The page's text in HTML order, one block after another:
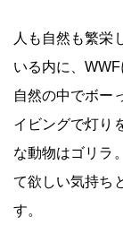
人も自然も繁栄
いる内に、WWF
自然の中でボー
イビングで灯り
な動物はゴリラ
て欲しい気持ち
す。